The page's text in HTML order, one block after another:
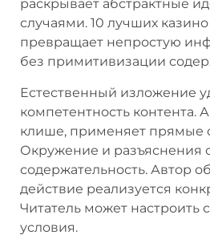
раскрывает абстрактные
случаями. 10 лучших
превращает непростую
без примитивизации
Естественный изложение
компетентность контента.
клише, применяет прямые
Окружение и разъяснения
содержательность. Автор
действие реализуется
Читатель может настроить
условия.